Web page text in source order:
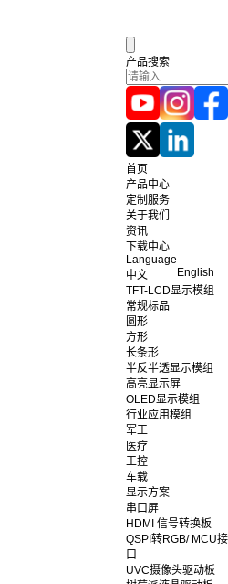
产品搜索
首页
产品中心
定制服务
关于我们
资讯
下载中心
Language
中文
English
TFT-LCD显示模组
常规标品
圆形
方形
长条形
半反半透显示模组
高亮显示屏
OLED显示模组
行业应用模组
军工
医疗
工控
车载
显示方案
串口屏
HDMI 信号转换板
QSPI转RGB/ MCU接
口
UVC摄像头驱动板